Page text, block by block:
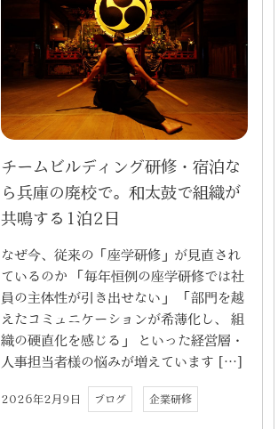
チームビルディング研修・宿泊な
ら兵庫の廃校で。和太鼓で組織が
共鳴する1泊2日
なぜ今、従来の「座学研修」が見直され
ているのか 「毎年恒例の座学研修では社
員の主体性が引き出せない」 「部門を越
えたコミュニケーションが希薄化し、 組
織の硬直化を感じる」 といった経営層・
人事担当者様の悩みが増えています […]
2026年2月9日 ブログ 企業研修